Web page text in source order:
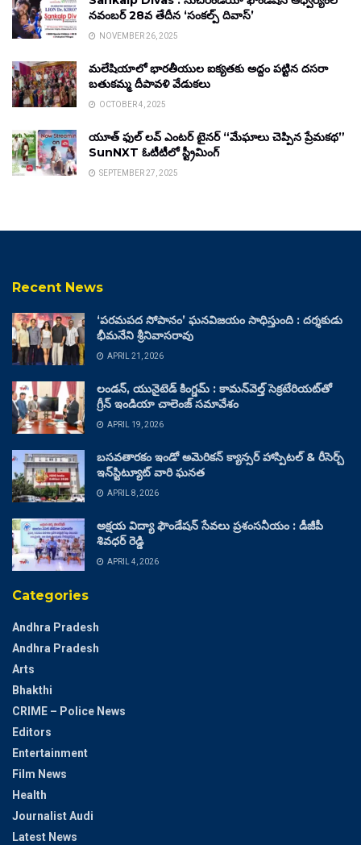
నవంబర్ 28వ తేదీన ‘సంకల్ప్ దివాస్’
NOVEMBER 26, 2025
మలేషియాలో భారతీయుల ఐక్యతకు అద్దం పట్టిన దసరా
బతుకమ్మ దీపావళి వేడుకలు
OCTOBER 4, 2025
యూత్ ఫుల్ లవ్ ఎంటర్ టైనర్ “మేఘాలు చెప్పిన ప్రేమకథ”
SunNXT ఓటీటీలో స్ట్రీమింగ్
SEPTEMBER 27, 2025
Recent News
‘పరమపద సోపానం’ ఘనవిజయం సాధిస్తుంది : దర్శకుడు
భీమనేని శ్రీనివాసరావు
APRIL 21, 2026
లండన్, యునైటెడ్ కింగ్డమ్ : కామన్‌వెల్త్ సెక్రటేరియట్‌తో
గ్రీన్ ఇండియా చాలెంజ్ సమావేశం
APRIL 19, 2026
బసవతారకం ఇండో అమెరికన్ క్యాన్సర్ హాస్పిటల్ & రీసెర్చ్
ఇన్‌స్టిట్యూట్ వారి ఘనత
APRIL 8, 2026
అక్షయ విద్యా ఫౌండేషన్ సేవలు ప్రశంసనీయం : డీజీపీ
శివధర్ రెడ్డి
APRIL 4, 2026
Categories
Andhra Pradesh
Andhra Pradesh
Arts
Bhakthi
CRIME – Police News
Editors
Entertainment
Film News
Health
Journalist Audi
Latest News